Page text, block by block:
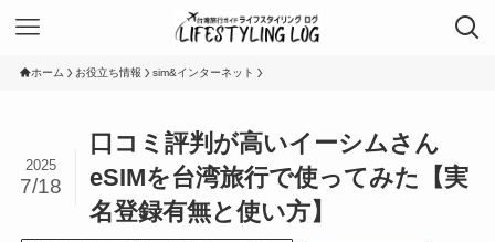
ホーム お役立ち情報 sim&インターネット
口コミ評判が高いイーシムさん
eSIMを台湾旅行で使ってみた【実
名登録有無と使い方】
2025
7/18